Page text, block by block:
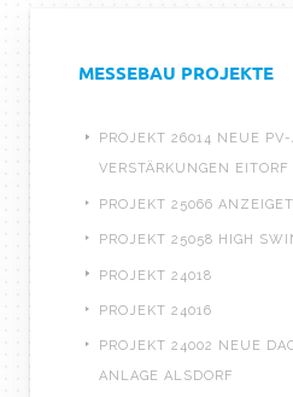
MESSEBAU PROJEKTE
PROJEKT 26014 NEUE
VERSTÄRKUNGEN EITORF
PROJEKT 25066
PROJEKT 25058 HIGH
PROJEKT 24018
PROJEKT 24016
PROJEKT 24002 NEUE
ANLAGE ALSDORF